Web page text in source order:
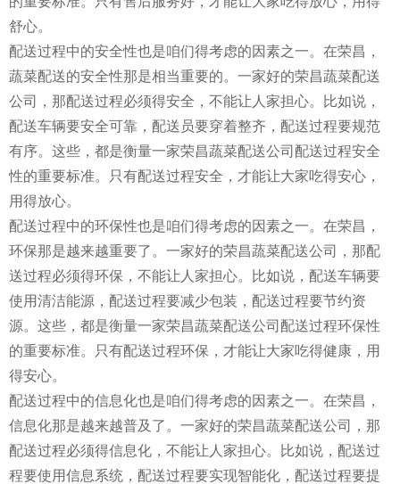
舒心。
配送过程中的安全性也是咱们得考虑的因素之一。在荣昌，
蔬菜配送的安全性那是相当重要的。一家好的荣昌蔬菜配送
公司，那配送过程必须得安全，不能让人家担心。比如说，
配送车辆要安全可靠，配送员要穿着整齐，配送过程要规范
有序。这些，都是衡量一家荣昌蔬菜配送公司配送过程安全
性的重要标准。只有配送过程安全，才能让大家吃得安心，
用得放心。
配送过程中的环保性也是咱们得考虑的因素之一。在荣昌，
环保那是越来越重要了。一家好的荣昌蔬菜配送公司，那配
送过程必须得环保，不能让人家担心。比如说，配送车辆要
使用清洁能源，配送过程要减少包装，配送过程要节约资
源。这些，都是衡量一家荣昌蔬菜配送公司配送过程环保性
的重要标准。只有配送过程环保，才能让大家吃得健康，用
得安心。
配送过程中的信息化也是咱们得考虑的因素之一。在荣昌，
信息化那是越来越普及了。一家好的荣昌蔬菜配送公司，那
配送过程必须得信息化，不能让人家担心。比如说，配送过
程要使用信息系统，配送过程要实现智能化，配送过程要提